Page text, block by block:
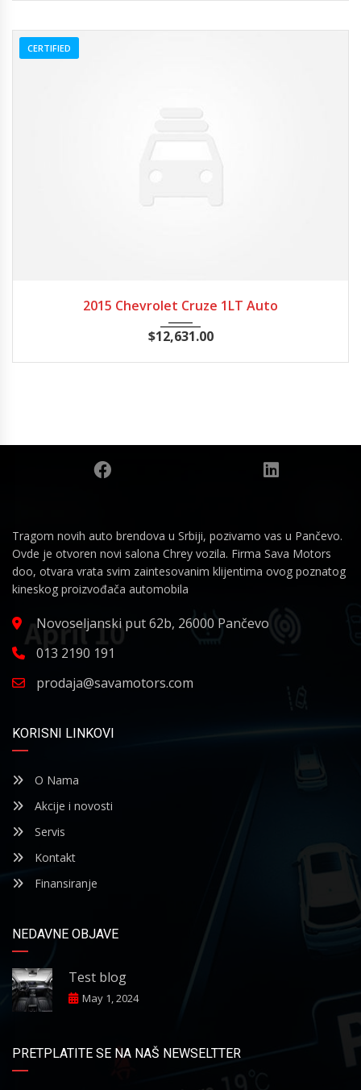
CERTIFIED
2015 Chevrolet Cruze 1LT Auto
$12,631.00
Tragom novih auto brendova u Srbiji, pozivamo vas u Pančevo.
Ovde je otvoren novi salona Chrey vozila. Firma Sava Motors
doo, otvara vrata svim zaintesovanim klijentima ovog poznatog
kineskog proizvođača automobila
Novoseljanski put 62b, 26000 Pančevo
013 2190 191
prodaja@savamotors.com
KORISNI LINKOVI
O Nama
Akcije i novosti
Servis
Kontakt
Finansiranje
NEDAVNE OBJAVE
Test blog
May 1, 2024
PRETPLATITE SE NA NAŠ NEWSELTTER